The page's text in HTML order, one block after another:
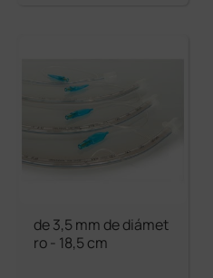
de 3,5 mm de diámet
ro - 18,5 cm